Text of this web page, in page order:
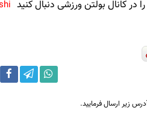
کانال بولتن ورزشی دنبال کنید
زیر ارسال فرمایید.